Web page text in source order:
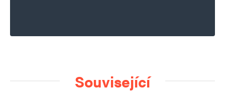
Související